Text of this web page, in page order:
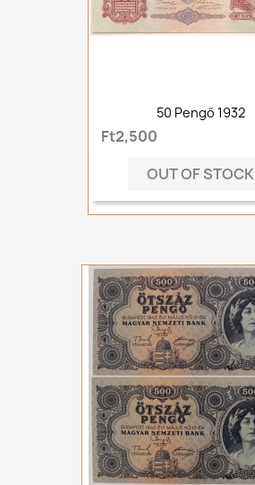
50 Pengő 1932
Ft2,500
OUT OF STOCK